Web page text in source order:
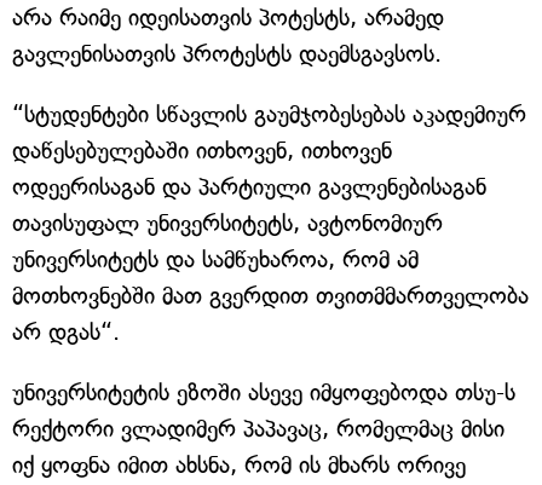
არა რაიმე იდეისათვის პოტესტს, არამედ
გავლენისათვის პროტესტს დაემსგავსოს.
“სტუდენტები სწავლის გაუმჯობესებას აკადემიურ
დაწესებულებაში ითხოვენ, ითხოვენ
ოდეერისაგან და პარტიული გავლენებისაგან
თავისუფალ უნივერსიტეტს, ავტონომიურ
უნივერსიტეტს და სამწუხაროა, რომ ამ
მოთხოვნებში მათ გვერდით თვითმმართველობა
არ დგას“.
უნივერსიტეტის ეზოში ასევე იმყოფებოდა თსუ-ს
რექტორი ვლადიმერ პაპავაც, რომელმაც მისი
იქ ყოფნა იმით ახსნა, რომ ის მხარს ორივე